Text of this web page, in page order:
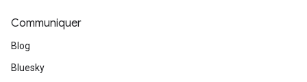
Communiquer
Blog
Bluesky